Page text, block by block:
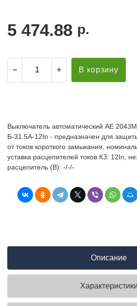
5 474.88 р.
В корзину
Выключатель автоматический АЕ
Б-31.5А-12In - предназначен для
от токов короткого замыкания,
уставка расцепителей токов КЗ: 12In,
расцепитель (В): -/-/-
Описание
Характеристики